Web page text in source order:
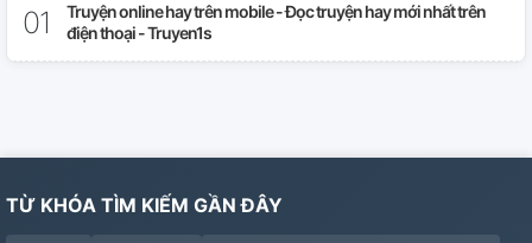
Truyện online hay trên mobile - Đọc truyện hay mới nhất trên
điện thoại - Truyen1s
TỪ KHÓA TÌM KIẾM GẦN ĐÂY